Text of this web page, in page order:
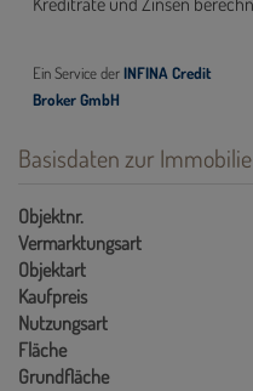
Basisdaten zur Immobilie
Objektnr.
Vermarktungsart
Objektart
Kaufpreis
Nutzungsart
Fläche
Grundfläche